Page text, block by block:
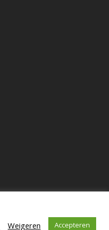
linkedinRSS
Weigeren Accepteren